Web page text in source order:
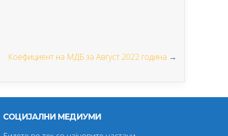
Коефициент на МДБ за Август 2022 година →
СОЦИЈАЛНИ МЕДИУМИ